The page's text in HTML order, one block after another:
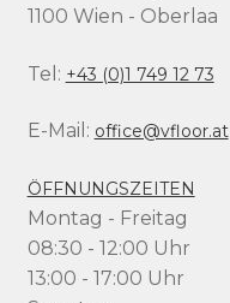
1100 Wien - Oberlaa
Tel: +43 (0)1 749 12 73
E-Mail: office@vfloor.at
ÖFFNUNGSZEITEN
Montag - Freitag
08:30 - 12:00 Uhr
13:00 - 17:00 Uhr